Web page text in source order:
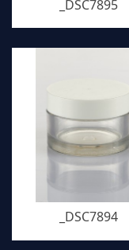
_DSC7895
_DSC7894